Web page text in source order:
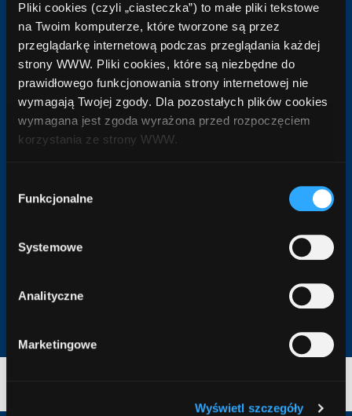
Pliki cookies (czyli „ciasteczka”) to małe pliki tekstowe
na Twoim komputerze, które tworzone są przez
przeglądarkę internetową podczas przeglądania każdej
strony WWW. Pliki cookies, które są niezbędne do
prawidłowego funkcjonowania strony internetowej nie
wymagają Twojej zgody. Dla pozostałych plików cookies
wymagana jest zgoda wyrażona przed rozpoczęciem
korzystania ze strony WWW.
formy korzystania z plików cookies. Więcej:
Polityka
zgody
Funkcjonalne
Systemowe
Analityczne
Marketingowe
Wyświetl szczegóły
Kontakt
z konsultantem.
To Ty decydujesz o wielkości kredytu oraz
liczbie rat.
Mamy oferty ze
stałym oprocentowaniem!
oprocentowaniem. Nie musisz się martwić
Porada specjalisty
W naszej ofercie znajdziesz propozycje